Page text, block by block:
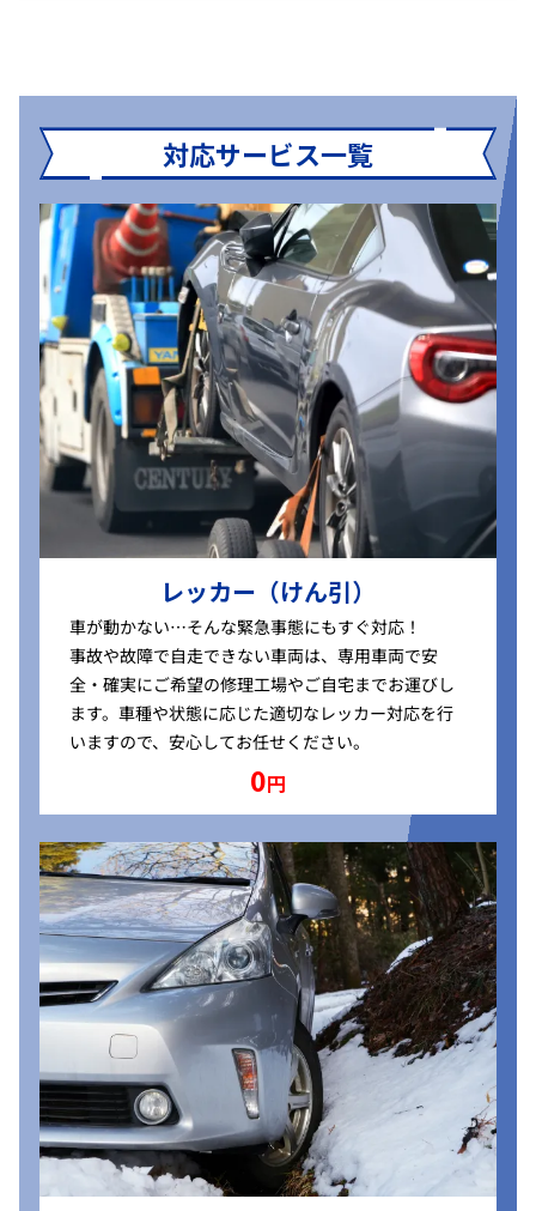
対応サービス一覧
レッカー（けん引）
車が動かない…そんな緊急事態にもすぐ対応！
事故や故障で自走できない車両は、専用車両で安
全・確実にご希望の修理工場やご自宅までお運びし
ます。車種や状態に応じた適切なレッカー対応を行
いますので、安心してお任せください。
0円